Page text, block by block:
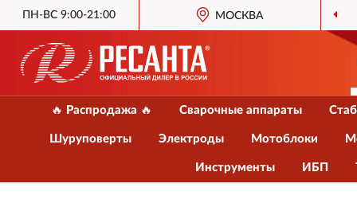
ПН-ВС 9:00-21:00 МОСКВА
🔥 Распродажа 🔥 Сварочные аппараты
Шуруповерты Электроды Мотоблоки
Инструменты ИБП